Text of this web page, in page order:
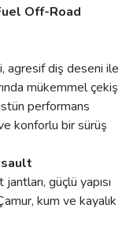
Off-Road
agresif diş deseni ile
mükemmel çekiş
performans
konforlu bir sürüş
güçlü yapısı
kum ve kayalık